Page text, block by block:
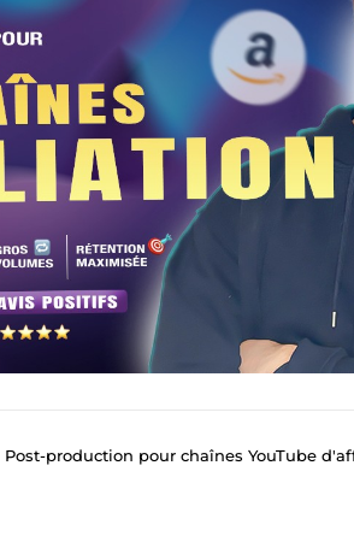
Post-production pour chaînes YouTube